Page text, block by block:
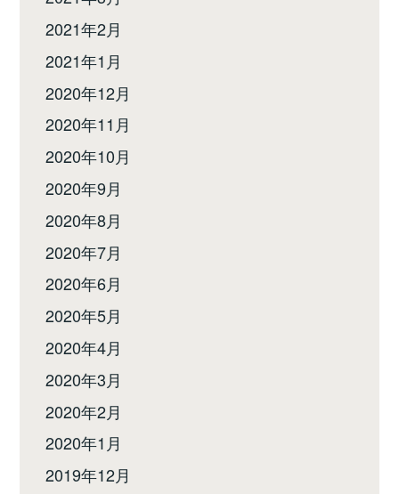
2021年2月
2021年1月
2020年12月
2020年11月
2020年10月
2020年9月
2020年8月
2020年7月
2020年6月
2020年5月
2020年4月
2020年3月
2020年2月
2020年1月
2019年12月